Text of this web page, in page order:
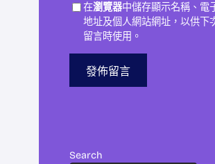
在瀏覽器中儲存顯示名稱、電
地址及個人網站網址，以供下
留言時使用。
Search